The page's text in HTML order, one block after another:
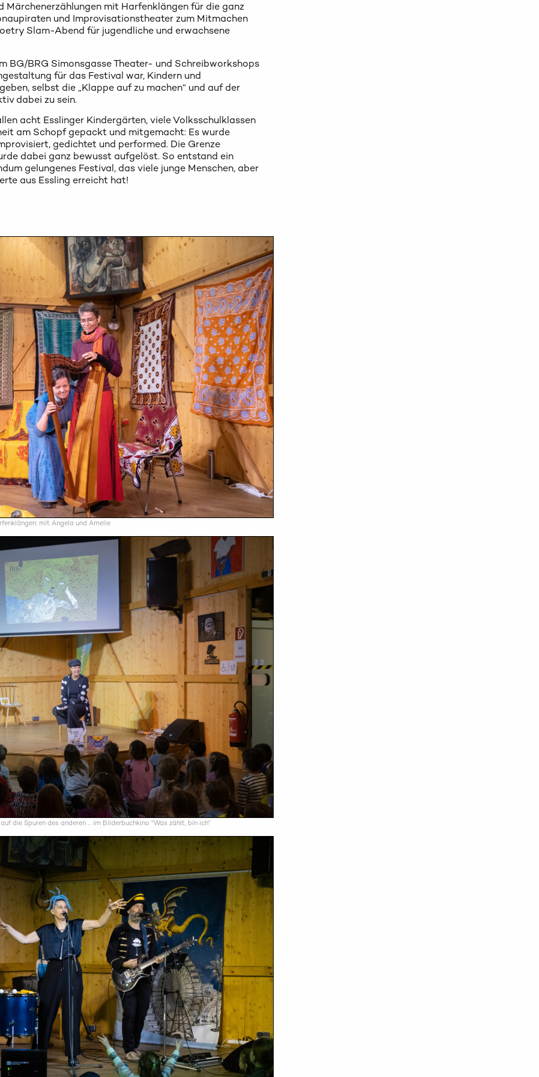
Märchenerzählungen mit Harfenklängen für die ganz
und Improvisationstheater zum Mitmachen
Slam-Abend für jugendliche und erwachsene
BG/BRG Simonsgasse Theater- und Schreibworkshops
für das Festival war, Kindern und
selbst die „Klappe auf zu machen“ und auf der
dabei zu sein.
acht Esslinger Kindergärten, viele Volksschulklassen
am Schopf gepackt und mitgemacht: Es wurde
gedichtet und performed. Die Grenze
dabei ganz bewusst aufgelöst. So entstand ein
gelungenes Festival, das viele junge Menschen, aber
aus Essling erreicht hat!
mit Angela und Amelie
die Spuren des anderen ... im Bilderbuchkino "Was zählt, bin ich"